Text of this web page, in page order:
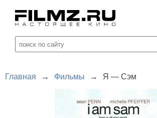
Главная → Фильмы → Я — Сэм